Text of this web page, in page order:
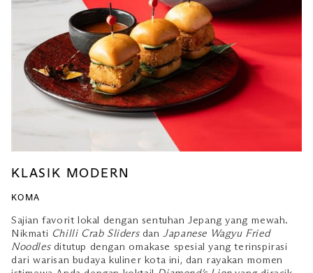
KLASIK MODERN
KOMA
Sajian favorit lokal dengan sentuhan Jepang yang mewah.
Nikmati Chilli Crab SlidersdanJapanese Wagyu Fried
Noodlesditutup dengan omakase spesial yang terinspirasi
dari warisan budaya kuliner kota ini, dan rayakan momen